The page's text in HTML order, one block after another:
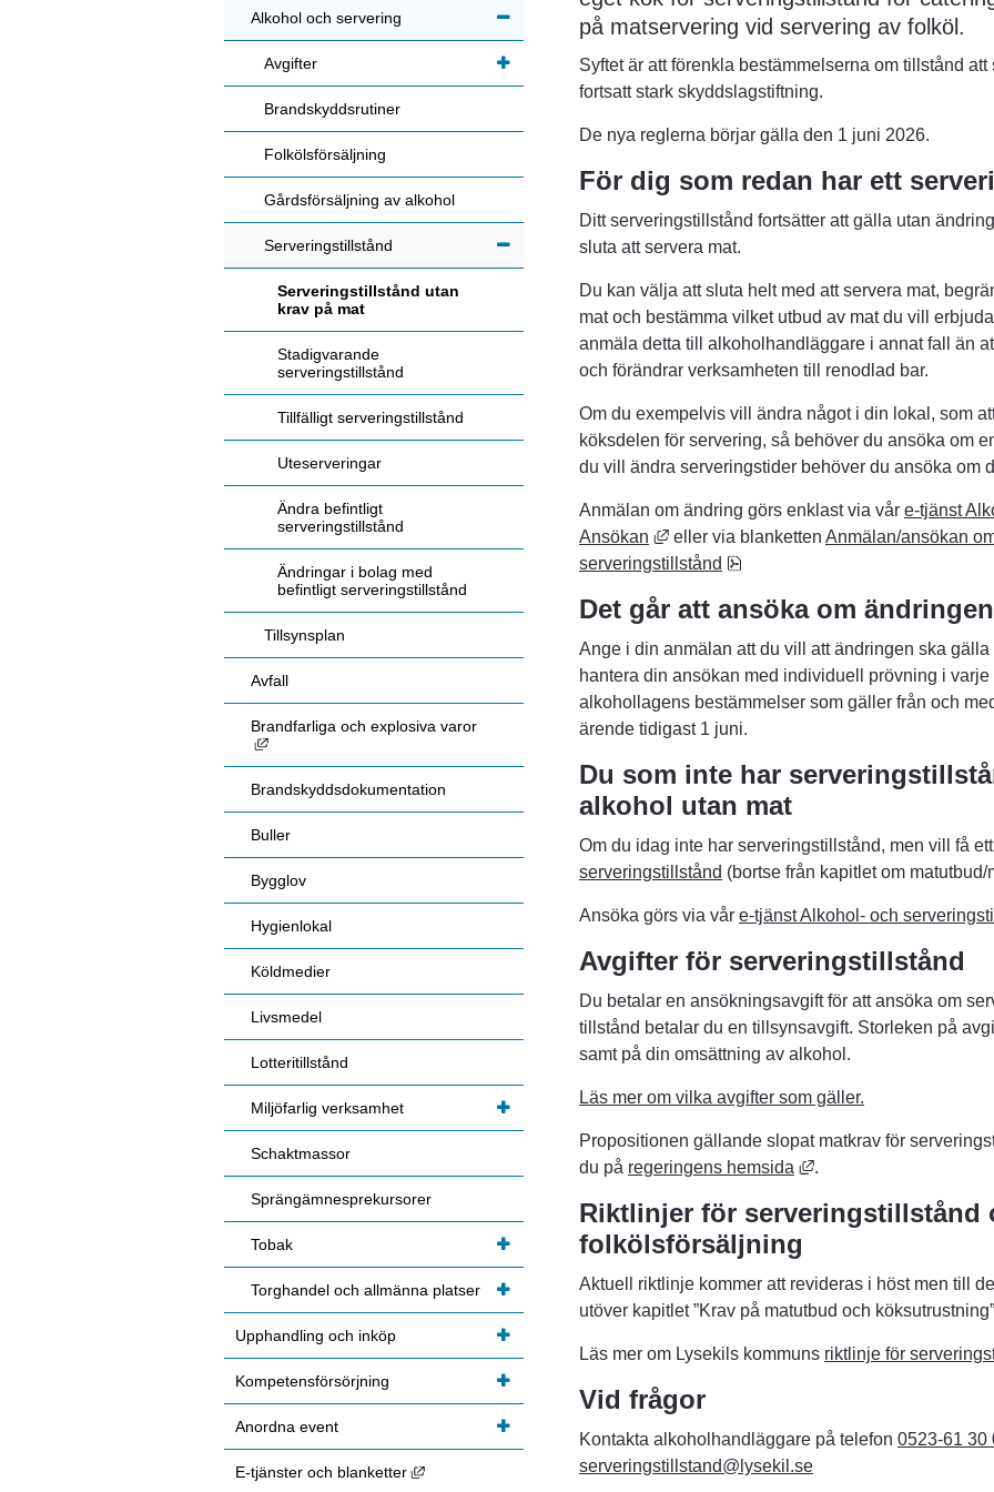
på matservering vid servering av folköl.
Syftet är att förenkla bestämmelserna om tillstånd
fortsatt stark skyddslagstiftning.
De nya reglerna börjar gälla den 1 juni 2026.
För dig som redan har ett
Ditt serveringstillstånd fortsätter att gälla utan
sluta att servera mat.
Du kan välja att sluta helt med att servera mat,
mat och bestämma vilket utbud av mat du vill
anmäla detta till alkoholhandläggare i annat fall än
och förändrar verksamheten till renodlad bar.
Om du exempelvis vill ändra något i din lokal, som
köksdelen för servering, så behöver du ansöka om
du vill ändra serveringstider behöver du ansöka om
Anmälan om ändring görs enklast via vår e-tjänst
Ansökan
Länk till annan webbplats, öppnas i nytt
eller via blanketten Anmälan/ansökan
serveringstillstånd
Det går att ansöka om
Ange i din anmälan att du vill att ändringen ska
hantera din ansökan med individuell prövning i
alkohollagens bestämmelser som gäller från och
ärende tidigast 1 juni.
Du som inte har
alkohol utan mat
Om du idag inte har serveringstillstånd, men vill få
serveringstillstånd (bortse från kapitlet om
Ansöka görs via vår e-tjänst Alkohol- och
Avgifter för serveringstillstånd
Du betalar en ansökningsavgift för att ansöka om
tillstånd betalar du en tillsynsavgift. Storleken på
samt på din omsättning av alkohol.
Läs mer om vilka avgifter som gäller.
Propositionen gällande slopat matkrav för
du på regeringens hemsida Länk till annan
.
Riktlinjer för serveringstillstånd
folkölsförsäljning
Aktuell riktlinje kommer att revideras i höst men till
utöver kapitlet ”Krav på matutbud och
Läs mer om Lysekils kommuns riktlinje för
Vid frågor
Kontakta alkoholhandläggare på telefon 0523-61 30
serveringstillstand@lysekil.se
Alkohol och servering
Avgifter
Brandskyddsrutiner
Folkölsförsäljning
Gårdsförsäljning av alkohol
Serveringstillstånd
Serveringstillstånd utan
krav på mat
Stadigvarande
serveringstillstånd
Tillfälligt serveringstillstånd
Uteserveringar
Ändra befintligt
serveringstillstånd
Ändringar i bolag med
befintligt serveringstillstånd
Tillsynsplan
Avfall
Brandfarliga och explosiva varor
Länk till annan webbplats, öppnas i nytt fönster.
Brandskyddsdokumentation
Buller
Bygglov
Hygienlokal
Köldmedier
Livsmedel
Lotteritillstånd
Miljöfarlig verksamhet
Schaktmassor
Sprängämnesprekursorer
Tobak
Torghandel och allmänna platser
Upphandling och inköp
Kompetensförsörjning
Anordna event
E-tjänster och blanketter Länk till annan webbplats, öppnas i nytt fönster.